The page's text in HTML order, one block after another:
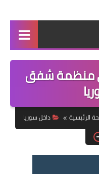
عمل داخل سوريا
عمل في تركيا
عمل في العراق
منظمة شفق
الرئيسية
داخل سوريا